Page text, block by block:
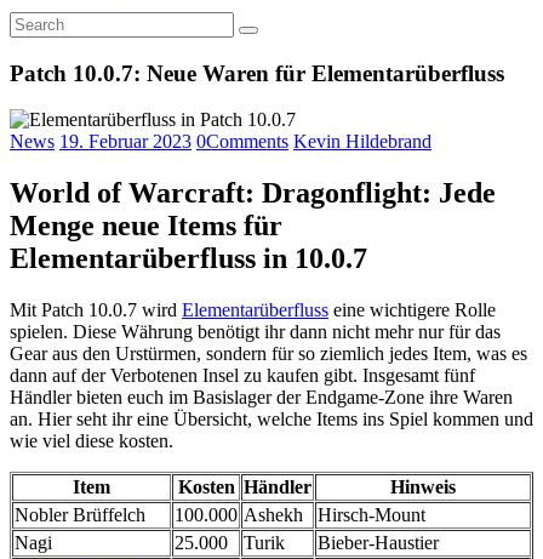
Patch 10.0.7: Neue Waren für Elementarüberfluss
News 19. Februar 2023 0Comments Kevin Hildebrand
World of Warcraft: Dragonflight: Jede
Menge neue Items für
Elementarüberfluss in 10.0.7
Mit Patch 10.0.7 wird Elementarüberfluss eine wichtigere Rolle
spielen. Diese Währung benötigt ihr dann nicht mehr nur für das
Gear aus den Urstürmen, sondern für so ziemlich jedes Item, was es
dann auf der Verbotenen Insel zu kaufen gibt. Insgesamt fünf
Händler bieten euch im Basislager der Endgame-Zone ihre Waren
an. Hier seht ihr eine Übersicht, welche Items ins Spiel kommen und
wie viel diese kosten.
Item Kosten Händler
Hinweis
Nobler Brüffelch
100.000 Ashekh
Hirsch-Mount
Nagi
25.000 Turik
Bieber-Haustier